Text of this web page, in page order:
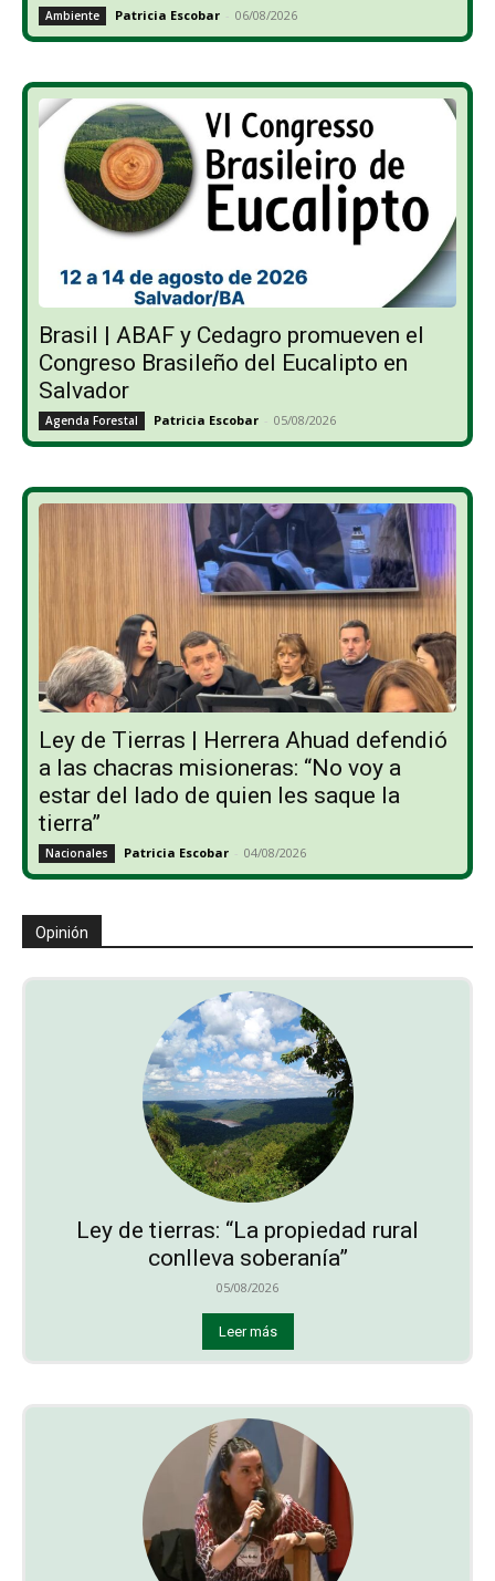
Ambiente Patricia Escobar - 06/08/2026
Brasil | ABAF y Cedagro promueven el
Congreso Brasileño del Eucalipto en
Salvador
Agenda Forestal Patricia Escobar - 05/08/2026
Ley de Tierras | Herrera Ahuad defendió
a las chacras misioneras: “No voy a
estar del lado de quien les saque la
tierra”
Nacionales Patricia Escobar - 04/08/2026
Opinión
Ley de tierras: “La propiedad rural
conlleva soberanía”
05/08/2026
Leer más